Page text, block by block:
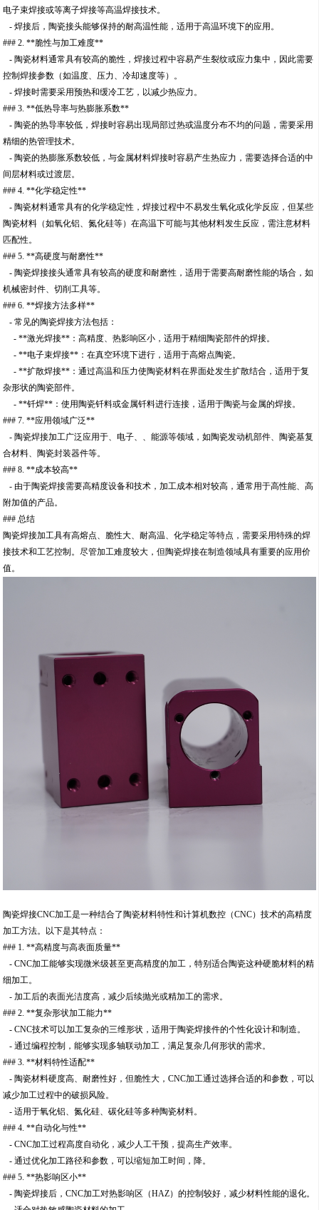
电子束焊接或等离子焊接等高温焊接技术。
- 焊接后，陶瓷接头能够保持的耐高温性能，适用于高温环境下的应用。
### 2. **脆性与加工难度**
- 陶瓷材料通常具有较高的脆性，焊接过程中容易产生裂纹或应力集中，因此需要
控制焊接参数（如温度、压力、冷却速度等）。
- 焊接时需要采用预热和缓冷工艺，以减少热应力。
### 3. **低热导率与热膨胀系数**
- 陶瓷的热导率较低，焊接时容易出现局部过热或温度分布不均的问题，需要采用
精细的热管理技术。
- 陶瓷的热膨胀系数较低，与金属材料焊接时容易产生热应力，需要选择合适的中
间层材料或过渡层。
### 4. **化学稳定性**
- 陶瓷材料通常具有的化学稳定性，焊接过程中不易发生氧化或化学反应，但某些
陶瓷材料（如氧化铝、氮化硅等）在高温下可能与其他材料发生反应，需注意材料
匹配性。
### 5. **高硬度与耐磨性**
- 陶瓷焊接接头通常具有较高的硬度和耐磨性，适用于需要高耐磨性能的场合，如
机械密封件、切削工具等。
### 6. **焊接方法多样**
- 常见的陶瓷焊接方法包括：
- **激光焊接**：高精度、热影响区小，适用于精细陶瓷部件的焊接。
- **电子束焊接**：在真空环境下进行，适用于高熔点陶瓷。
- **扩散焊接**：通过高温和压力使陶瓷材料在界面处发生扩散结合，适用于复
杂形状的陶瓷部件。
- **钎焊**：使用陶瓷钎料或金属钎料进行连接，适用于陶瓷与金属的焊接。
### 7. **应用领域广泛**
- 陶瓷焊接加工广泛应用于、电子、、能源等领域，如陶瓷发动机部件、陶瓷基复
合材料、陶瓷封装器件等。
### 8. **成本较高**
- 由于陶瓷焊接需要高精度设备和技术，加工成本相对较高，通常用于高性能、高
附加值的产品。
### 总结
陶瓷焊接加工具有高熔点、脆性大、耐高温、化学稳定等特点，需要采用特殊的焊
接技术和工艺控制。尽管加工难度较大，但陶瓷焊接在制造领域具有重要的应用价
值。
陶瓷焊接CNC加工是一种结合了陶瓷材料特性和计算机数控（CNC）技术的高精度
加工方法。以下是其特点：
### 1. **高精度与高表面质量**
- CNC加工能够实现微米级甚至更高精度的加工，特别适合陶瓷这种硬脆材料的精
细加工。
- 加工后的表面光洁度高，减少后续抛光或精加工的需求。
### 2. **复杂形状加工能力**
- CNC技术可以加工复杂的三维形状，适用于陶瓷焊接件的个性化设计和制造。
- 通过编程控制，能够实现多轴联动加工，满足复杂几何形状的需求。
### 3. **材料特性适配**
- 陶瓷材料硬度高、耐磨性好，但脆性大，CNC加工通过选择合适的和参数，可以
减少加工过程中的破损风险。
- 适用于氧化铝、氮化硅、碳化硅等多种陶瓷材料。
### 4. **自动化与性**
- CNC加工过程高度自动化，减少人工干预，提高生产效率。
- 通过优化加工路径和参数，可以缩短加工时间，降。
### 5. **热影响区小**
- 陶瓷焊接后，CNC加工对热影响区（HAZ）的控制较好，减少材料性能的退化。